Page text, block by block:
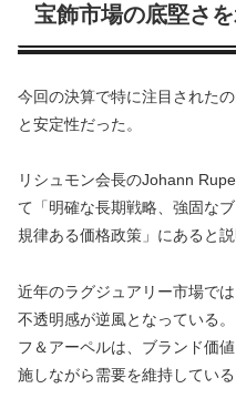
宝飾市場の底堅さ
今回の決算で特に注目された
と安定性だった。
リシュモン会長のJohann
て「明確な長期戦略、強固な
規律ある価格政策」にあると説
近年のラグジュアリー市場で
不透明感が逆風となっている
フ＆アーペルは、ブランド価
施しながら需要を維持している